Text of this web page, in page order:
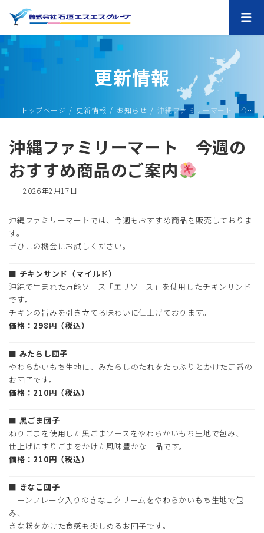
ン
ツ
ス
ー
シ
ン
更新情報
トップページ 更新情報 お知らせ 沖縄ファミリーマート 今週のおすすめ商品のご案内
沖縄ファミリーマート 今週の
おすすめ商品のご案内
最
新
時
2026年2月17日
沖縄ファミリーマートでは、今週もおすすめ商品を販売しておりま
す。
ぜひこの機会にお試しください。
■ チキンサンド（マイルド）
沖縄で生まれた万能ソース「エリソース」を使用したチキンサンド
です。
チキンの旨みを引き立てる味わいに仕上げております。
価格：298円（税込）
■ みたらし団子
やわらかいもち生地に、みたらしのたれをたっぷりとかけた定番の
お団子です。
価格：210円（税込）
■ 黒ごま団子
ねりごまを使用した黒ごまソースをやわらかいもち生地で包み、
仕上げにすりごまをかけた風味豊かな一品です。
価格：210円（税込）
■ きなこ団子
コーンフレーク入りのきなこクリームをやわらかいもち生地で包
み、
きな粉をかけた食感も楽しめるお団子です。